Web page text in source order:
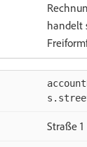
handelt
Straße 1